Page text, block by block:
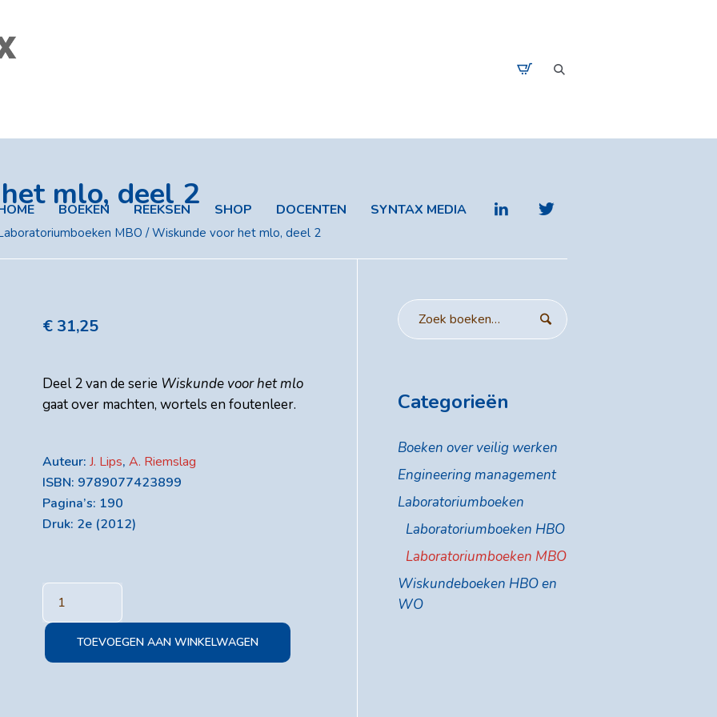
BOEKEN REEKSEN SHOP DOCENTEN SYNTAX MEDIA
mlo, deel 2
MBO / Wiskunde voor het mlo, deel 2
€ 31,25
Deel 2 van de serie Wiskunde voor het mlo
gaat over machten, wortels en foutenleer.
Auteur: J. Lips, A. Riemslag
ISBN: 9789077423899
Pagina’s: 190
Druk: 2e (2012)
Laboratoriumboeken
MBO
Heron
Reeks
TOEVOEGEN AAN WINKELWAGEN
Categorieën
Boeken over veilig werken
Engineering management
Laboratoriumboeken
Laboratoriumboeken HBO
Laboratoriumboeken MBO
Wiskundeboeken HBO en
WO